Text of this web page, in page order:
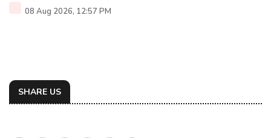
08 Aug 2026, 12:57 PM
SHARE US